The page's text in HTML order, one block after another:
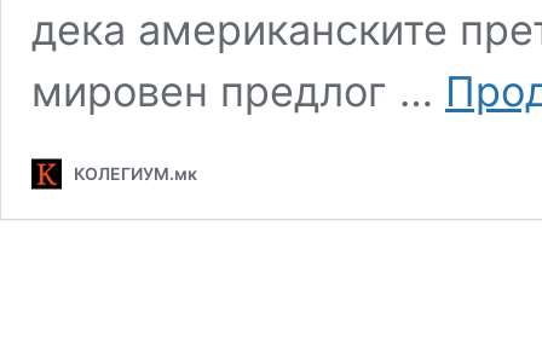
дека американските
мировен предлог …
КОЛЕГИУМ.мк